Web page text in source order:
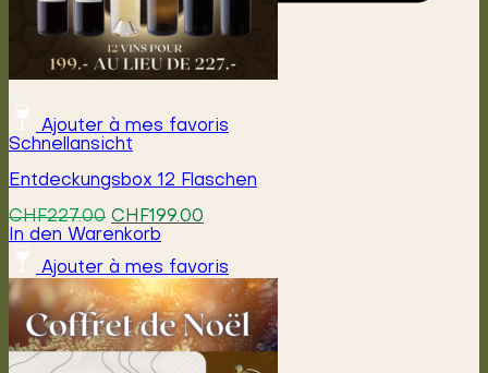
Menü
Ajouter à mes favoris
Schnellansicht
Entdeckungsbox 12 Flaschen
CHF227.00 Ursprünglicher
Preis
CHF227.00
CHF199.00
CHF199.00.
In den Warenkorb
Ajouter à mes favoris